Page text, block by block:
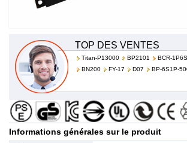
TOP DES VENTES
Titan-P13000 BP2101 BCR-
BN200
FY-17 D07 BP-6S1P-
Informations générales sur le produit